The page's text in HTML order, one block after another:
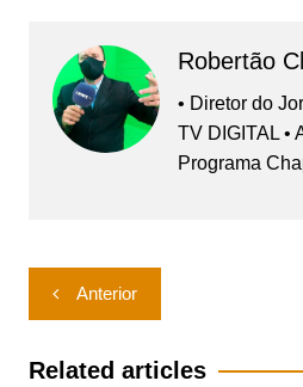
Robertão
• Diretor do
TV DIGITAL •
Programa
Navegação
de
Post
Anterior
Related articles